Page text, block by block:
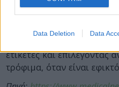
Data Deletion Data
Πολλά επεξεργασμένα
πρόσθετο αλάτι,
ετικέτες και επιλέγοντας
τρόφιμα, όταν είναι